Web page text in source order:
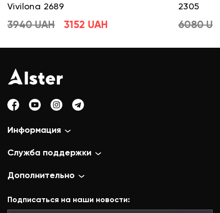
Vivilona 2689
3940 UAH 3152 UAH
2305
6080
Информация
Служба поддержки
Дополнительно
Подписаться на наши новости: